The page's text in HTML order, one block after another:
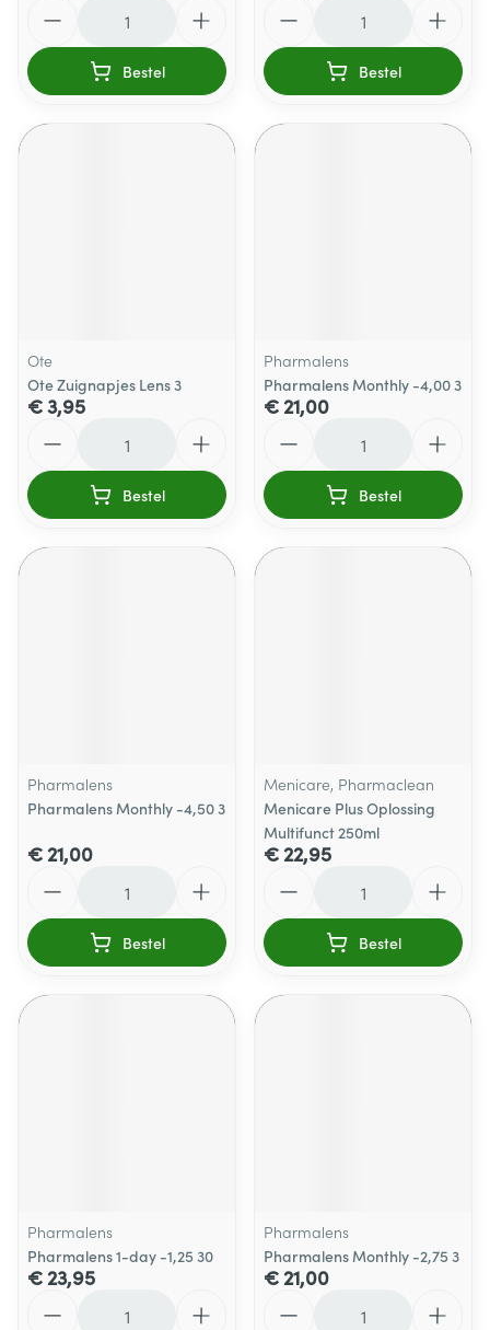
Bestel Bestel
Ote
Ote Zuignapjes Lens 3
€ 3,95
Bestel
Pharmalens
Pharmalens Monthly -4,00 3
€ 21,00
Bestel
Pharmalens
Pharmalens Monthly -4,50 3
€ 21,00
Bestel
Menicare, Pharmaclean
Menicare Plus Oplossing
Multifunct 250ml
€ 22,95
Bestel
Pharmalens
Pharmalens 1-day -1,25 30
€ 23,95
Pharmalens
Pharmalens Monthly -2,75 3
€ 21,00